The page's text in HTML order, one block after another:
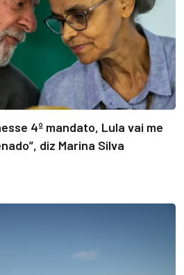
4º mandato, Lula vai me
diz Marina Silva